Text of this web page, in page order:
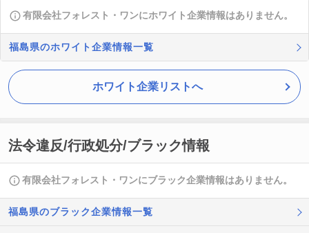
有限会社フォレスト・ワンにホワイト企業情報はありません。
福島県のホワイト企業情報一覧
ホワイト企業リストへ
法令違反/行政処分/ブラック情報
有限会社フォレスト・ワンにブラック企業情報はありません。
福島県のブラック企業情報一覧